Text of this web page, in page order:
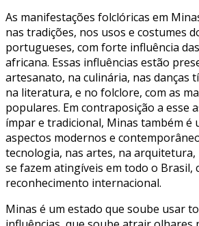
As manifestações folclóricas em
nas tradições, nos usos e costumes
portugueses, com forte influência
africana. Essas influências estão
artesanato, na culinária, nas danças
na literatura, e no folclore, com as
populares. Em contraposição a esse
ímpar e tradicional, Minas também é
aspectos modernos e
tecnologia, nas artes, na arquitetura,
se fazem atingíveis em todo o Brasil,
reconhecimento internacional.
Minas é um estado que soube usar